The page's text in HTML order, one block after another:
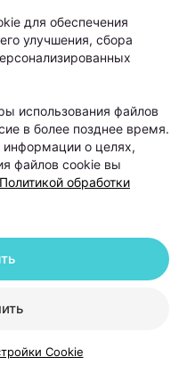
и других
на рост волос.
нужны
удается
лечения всегда
после
Ольга
для обеспечения
улучшения, сбора
использования файлов
в более позднее время.
информации о целях,
файлов cookie вы
Политикой обработки
Cookie